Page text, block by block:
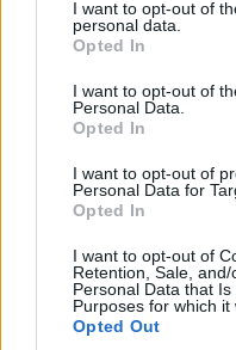
not limited to your visit or
grant or deny consent to
use your data for below
consent section.
I want to opt-out of
personal data.
Opted In
I want to opt-out of
Personal Data.
Opted In
I want to opt-out of
Personal Data for
Opted In
I want to opt-out of
Retention, Sale,
Personal Data that
Purposes for which it
Opted Out
sebek ellenére is
körüli bővülést
a tavalyi több mint
növekedés után.
A lezárások miatti
részben ugyanis
lehet az orosz-
nyertese: